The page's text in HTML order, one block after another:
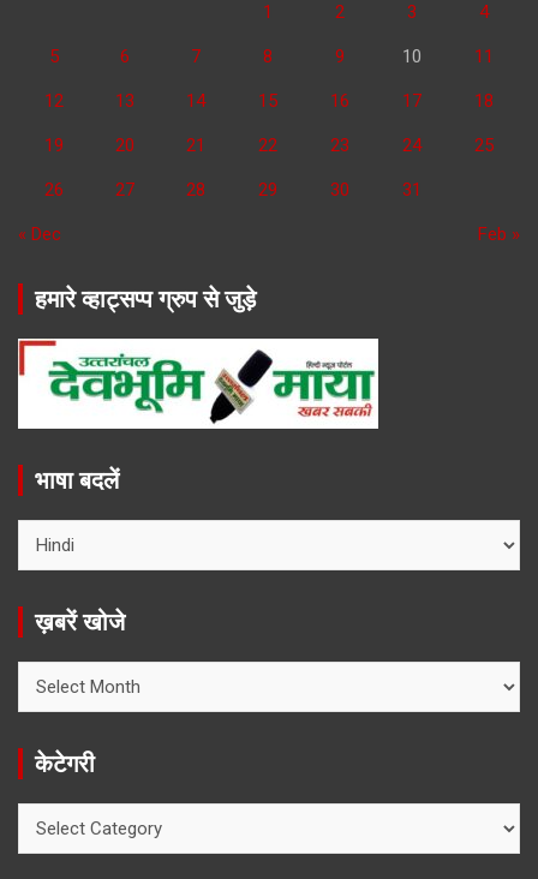
1 2 3 4
5 6 7 8 9 10 11
12 13 14 15 16 17 18
19 20 21 22 23 24 25
26 27 28 29 30 31
« Dec Feb »
हमारे व्हाट्सप्प ग्रुप से जुड़े
भाषा बदलें
ख़बरें खोजे
खोजे
केटेगरी